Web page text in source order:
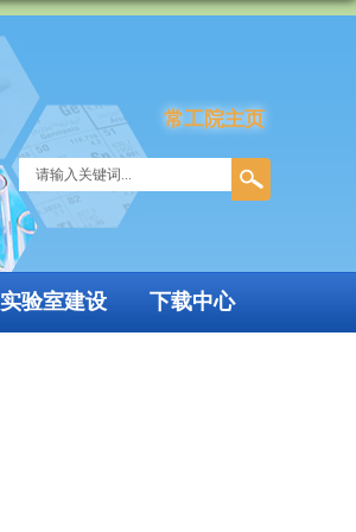
常工院主页
实验室建设 下载中心